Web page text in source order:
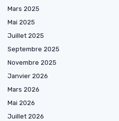
Mars 2025
Mai 2025
Juillet 2025
Septembre 2025
Novembre 2025
Janvier 2026
Mars 2026
Mai 2026
Juillet 2026